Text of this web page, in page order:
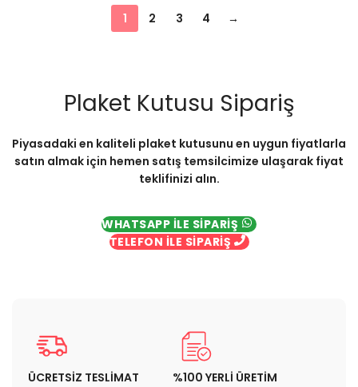
1 2 3 4 →
Plaket Kutusu Sipariş
Piyasadaki en kaliteli plaket kutusunu en uygun fiyatlarla
satın almak için hemen satış temsilcimize ulaşarak fiyat
teklifinizi alın.
WHATSAPP İLE SİPARİŞ
TELEFON İLE SİPARİŞ
ÜCRETSİZ TESLİMAT
%100 YERLİ ÜRETİM